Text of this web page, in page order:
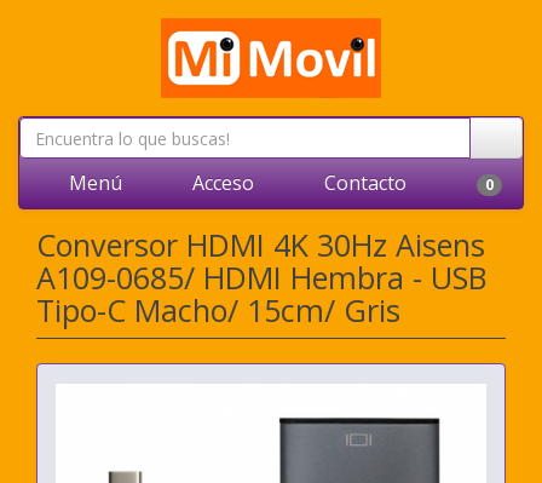
Menú Acceso Contacto 0
Conversor HDMI 4K 30Hz Aisens
A109-0685/ HDMI Hembra - USB
Tipo-C Macho/ 15cm/ Gris